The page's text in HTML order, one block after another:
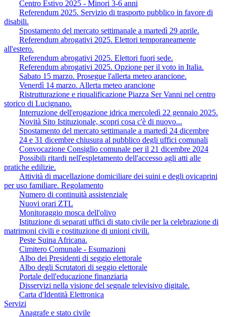
Centro Estivo 2025 - Minori 3-6 anni
Referendum 2025. Servizio di trasporto pubblico in favore di
disabili.
Spostamento del mercato settimanale a martedì 29 aprile.
Referendum abrogativi 2025. Elettori temporaneamente
all'estero.
Referendum abrogativi 2025. Elettori fuori sede.
Referendum abrogativi 2025. Opzione per il voto in Italia.
Sabato 15 marzo. Prosegue l'allerta meteo arancione.
Venerdì 14 marzo. Allerta meteo arancione
Ristrutturazione e riqualificazione Piazza Ser Vanni nel centro
storico di Lucignano.
Interruzione dell'erogazione idrica mercoledì 22 gennaio 2025.
Novità Sito Istituzionale, scopri cosa c'è di nuovo...
Spostamento del mercato settimanale a martedì 24 dicembre
24 e 31 dicembre chiusura al pubblico degli uffici comunali
Convocazione Consiglio comunale per il 21 dicembre 2024
Possibili ritardi nell'espletamento dell'accesso agli atti alle
pratiche edilizie.
Attività di macellazione domiciliare dei suini e degli ovicaprini
per uso familiare. Regolamento
Numero di continuità assistenziale
Nuovi orari ZTL
Monitoraggio mosca dell'olivo
Istituzione di separati uffici di stato civile per la celebrazione di
matrimoni civili e costituzione di unioni civili.
Peste Suina Africana.
Cimitero Comunale - Esumazioni
Albo dei Presidenti di seggio elettorale
Albo degli Scrutatori di seggio elettorale
Portale dell'educazione finanziaria
Disservizi nella visione del segnale televisivo digitale.
Carta d'Identità Elettronica
Servizi
Anagrafe e stato civile